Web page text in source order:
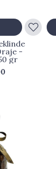
-
gr